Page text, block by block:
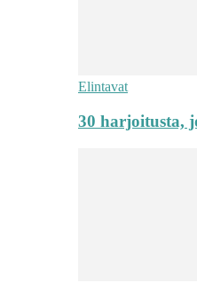
Elintavat
30 harjoitusta,